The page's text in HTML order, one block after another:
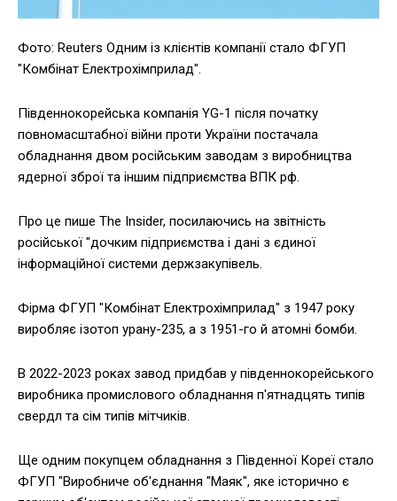
Фото: Reuters Одним із клієнтів компанії стало ФГУП
"Комбінат Електрохімприлад".
Південнокорейська компанія YG-1 після початку
повномасштабної війни проти України постачала
обладнання двом російським заводам з виробництва
ядерної зброї та іншим підприємства ВПК рф.
Про це пише The Insider, посилаючись на звітність
російської "дочким підприємства і дані з єдиної
інформаційної системи держзакупівель.
Фірма ФГУП "Комбінат Електрохімприлад" з 1947 року
виробляє ізотоп урану-235, а з 1951-го й атомні бомби.
В 2022-2023 роках завод придбав у південнокорейського
виробника промислового обладнання п'ятнадцять типів
свердл та сім типів мітчиків.
Ще одним покупцем обладнання з Південної Кореї стало
ФГУП "Виробниче об'єднання "Маяк", яке історично є